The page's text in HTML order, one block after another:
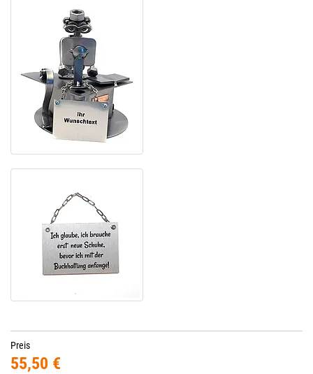
Preis
55,50 €